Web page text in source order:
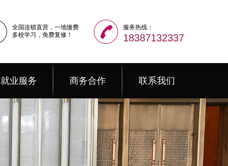
全国连锁直营，一地缴费
多校学习，免费复修！
服务热线：
18387132337
就业服务 商务合作 联系我们